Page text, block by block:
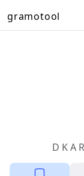
gramotool
D K A